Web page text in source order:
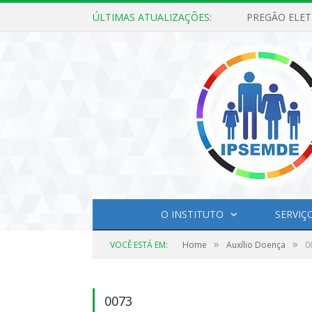
ÚLTIMAS ATUALIZAÇÕES:
O INSTITUTO
VOCÊ ESTÁ EM: Home » Auxílio Doença »
0073